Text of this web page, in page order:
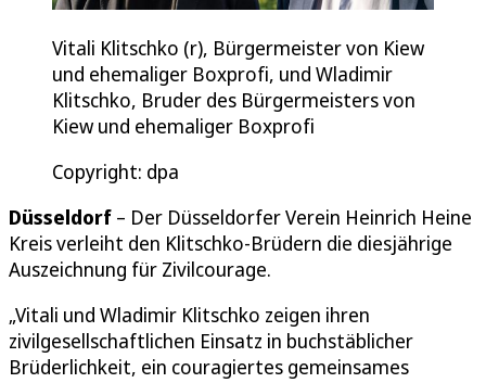
Vitali Klitschko (r), Bürgermeister von Kiew
und ehemaliger Boxprofi, und Wladimir
Klitschko, Bruder des Bürgermeisters von
Kiew und ehemaliger Boxprofi
Copyright: dpa
Düsseldorf – Der Düsseldorfer Verein Heinrich Heine
Kreis verleiht den Klitschko-Brüdern die diesjährige
Auszeichnung für Zivilcourage.
„Vitali und Wladimir Klitschko zeigen ihren
zivilgesellschaftlichen Einsatz in buchstäblicher
Brüderlichkeit, ein couragiertes gemeinsames